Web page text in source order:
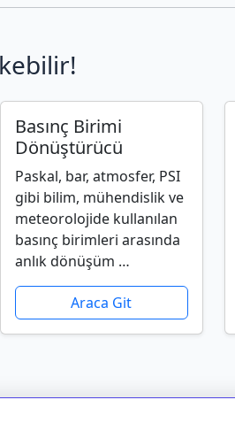
Basınç Birimi
Dönüştürücü
Paskal, bar, atmosfer, PSI
gibi bilim, mühendislik ve
meteorolojide kullanılan
basınç birimleri arasında
anlık dönüşüm …
Araca Git